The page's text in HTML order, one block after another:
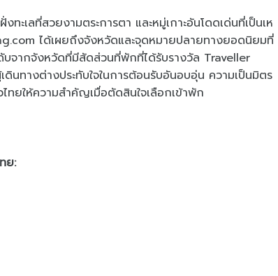
ะเลที่สวยงามตระการตา และหมู่เกาะอันโดดเด่นที่เป็นเห
ได้เผยถึงจังหวัดและจุดหมายปลายทางยอดนิยมที่
จากจังหวัดที่มีสัดส่วนที่พักที่ได้รับรางวัล Traveller
นทางต่างประทับใจในการต้อนรับอันอบอุ่น ความเป็นมิตร
ทยให้ความสำคัญเมื่อตัดสินใจเลือกเข้าพัก
ย: